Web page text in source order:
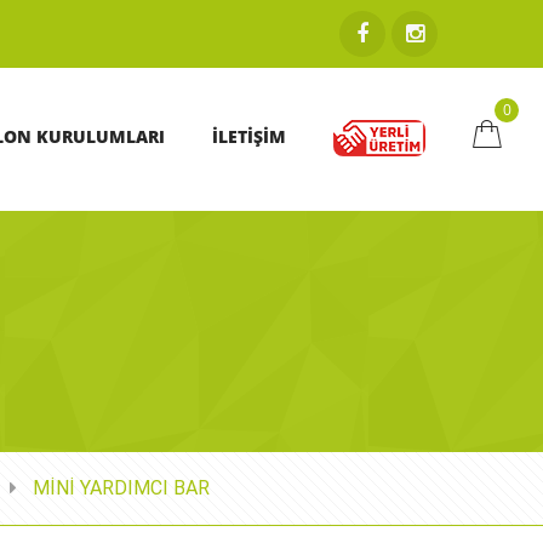
KURULUMLARI İLETİŞİM
0
MİNİ YARDIMCI BAR